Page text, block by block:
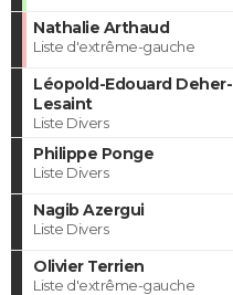
Nathalie Arthaud
Liste d'extrême-gauche
Léopold-Edouard Deher-
Lesaint
Liste Divers
Philippe Ponge
Liste Divers
Nagib Azergui
Liste Divers
Olivier Terrien
Liste d'extrême-gauche